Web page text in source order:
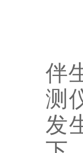
伴
测
发